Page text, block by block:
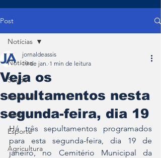
Post
Notícias
Saúde
Nacional
Assis
Esporte
Agricultura
Notícias
Veja os
sepultamentos nesta
segunda-feira, dia 19
jornaldeassis
19 de jan. 1 min de leitura
Há três sepultamentos programados
para esta segunda-feira, dia 19 de
janeiro, no Cemitério Municipal da